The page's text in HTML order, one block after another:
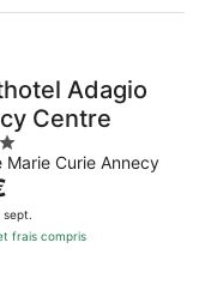
Adagio
Centre
Marie Curie Annecy
sept.
frais compris